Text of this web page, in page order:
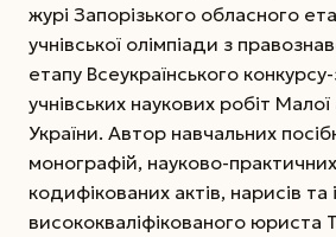
журі Запорізького обласного
учнівської олімпіади з
етапу Всеукраїнського
учнівських наукових робіт Малої
України. Автор навчальних
монографій, науково-
кодифікованих актів, нарисів
висококваліфікованого